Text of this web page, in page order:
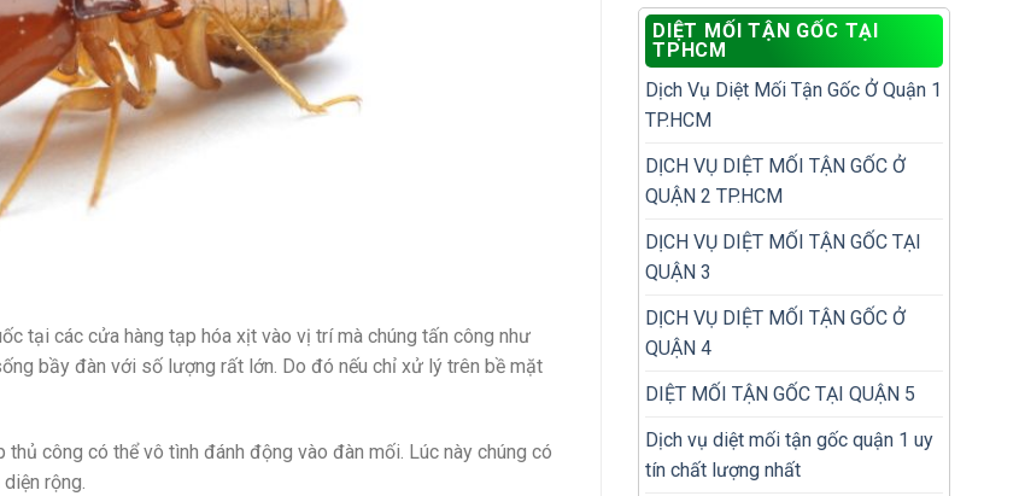
tại các cửa hàng tạp hóa xịt vào vị trí mà chúng tấn công như
bầy đàn với số lượng rất lớn. Do đó nếu chỉ xử lý trên bề mặt
công có thể vô tình đánh động vào đàn mối. Lúc này chúng có
rộng.
không
diệt
lần
trí
bỏ
sót
mối
DIỆT MỐI TẬN GỐC TẠI
TPHCM
Dịch Vụ Diệt Mối Tận Gốc Ở Quận 1
TP.HCM
DỊCH VỤ DIỆT MỐI TẬN GỐC Ở
QUẬN 2 TP.HCM
DỊCH VỤ DIỆT MỐI TẬN GỐC TẠI
QUẬN 3
DỊCH VỤ DIỆT MỐI TẬN GỐC Ở
QUẬN 4
DIỆT MỐI TẬN GỐC TẠI QUẬN 5
Dịch vụ diệt mối tận gốc quận 1 uy
tín chất lượng nhất